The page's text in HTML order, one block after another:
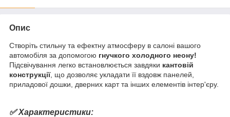
Опис
Створіть стильну та ефектну атмосферу в салоні вашого
автомобіля за допомогою гнучкого холодного неону!
Підсвічування легко встановлюється завдяки кантовій
конструкції, що дозволяє укладати її вздовж панелей,
приладової дошки, дверних карт та інших елементів інтер'єру.
✅ Характеристики: